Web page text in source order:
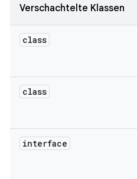
Verschachtelte Klassen
class
class
interface